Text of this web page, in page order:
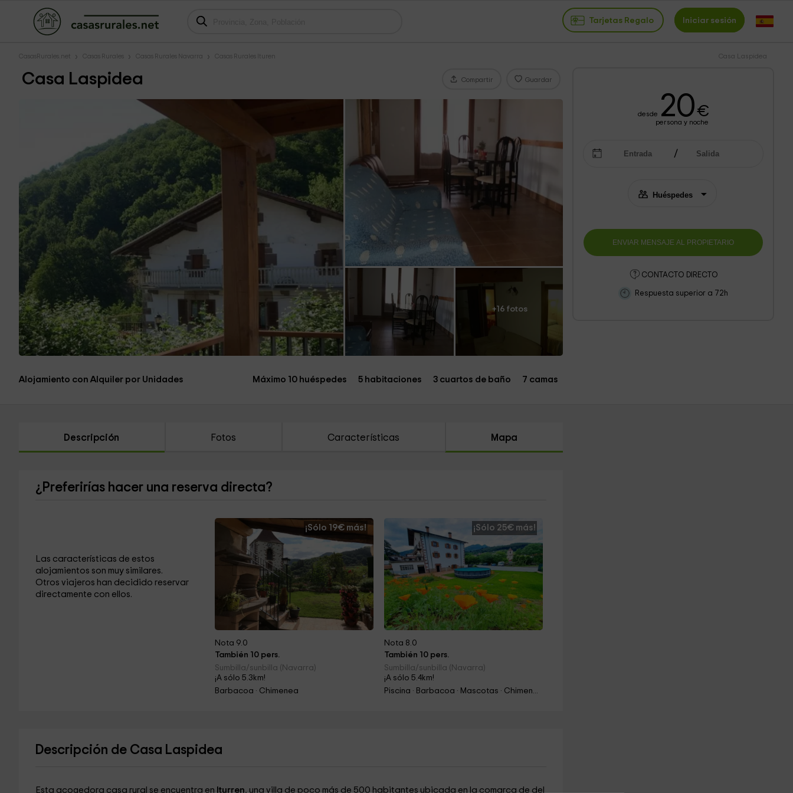
Tarjetas Regalo Iniciar sesión
CasasRurales.net Casas Rurales Casas Rurales Navarra Casas Rurales Ituren Casa Laspidea
Casa Laspidea Compartir Guardar
+16 fotos
desde 20€
persona y noche
CONTACTO DIRECTO
Respuesta superior a 72h
Alojamiento con Alquiler por Unidades Máximo 10 huéspedes 5 habitaciones 3 cuartos de baño 7 camas
Descripción Fotos Características Mapa
¿Preferirías hacer una reserva directa?
Las características de estos
alojamientos son muy similares.
Otros viajeros han decidido reservar
directamente con ellos.
¡Sólo 19€ más!
Nota 9.0
También 10 pers.
Sumbilla/sunbilla (Navarra)
¡A sólo 5.3km!
Barbacoa · Chimenea
¡Sólo 25€ más!
Nota 8.0
También 10 pers.
Sumbilla/sunbilla (Navarra)
¡A sólo 5.4km!
Piscina · Barbacoa · Mascotas · Chimenea
Descripción de Casa Laspidea
Esta acogedora casa rural se encuentra en Iturren, una villa de poco más de 500 habitantes ubicada en la comarca de del